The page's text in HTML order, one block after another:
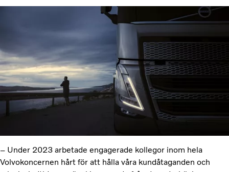
– Under 2023 arbetade engagerade kollegor inom hela
Volvokoncernen hårt för att hålla våra kundåtaganden och